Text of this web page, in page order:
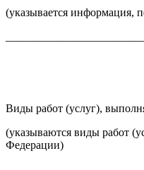
(указывается информация,
Виды работ (услуг),
(указываются виды работ
Федерации)